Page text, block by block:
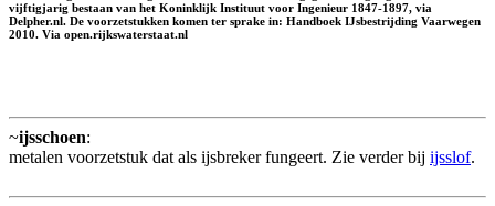
vijftigjarig bestaan van het Koninklijk Instituut voor Ingenieur 1847-1897, via
Delpher.nl. De voorzetstukken komen ter sprake in: Handboek IJsbestrijding Vaarwegen
2010. Via open.rijkswaterstaat.nl
~ijsschoen:
metalen voorzetstuk dat als ijsbreker fungeert. Zie verder bij ijsslof.